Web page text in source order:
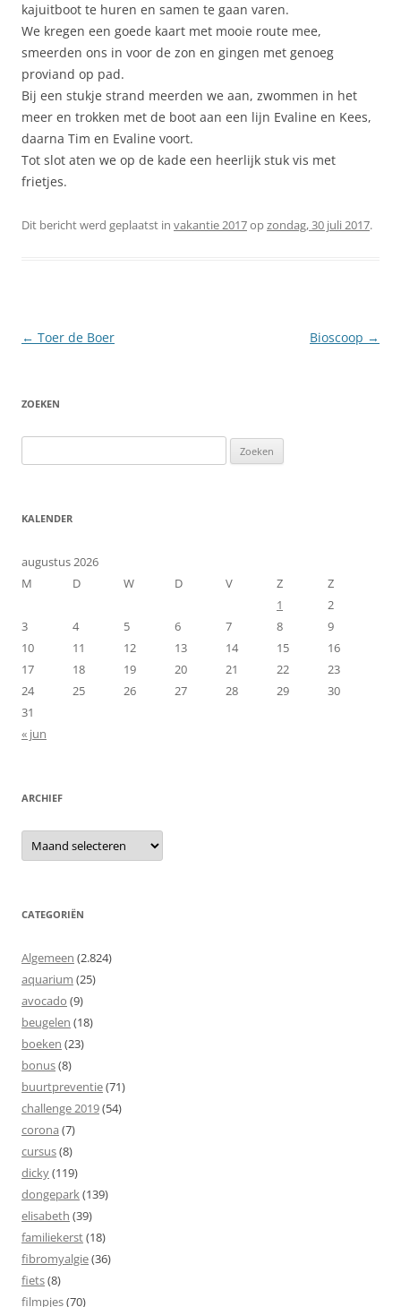
kajuitboot te huren en samen te gaan varen.
We kregen een goede kaart met mooie route mee,
smeerden ons in voor de zon en gingen met genoeg
proviand op pad.
Bij een stukje strand meerden we aan, zwommen in het
meer en trokken met de boot aan een lijn Evaline en Kees,
daarna Tim en Evaline voort.
Tot slot aten we op de kade een heerlijk stuk vis met
frietjes.
Dit bericht werd geplaatst in vakantie 2017opzondag, 30 juli 2017.
Berichtnavigatie
← Toer de Boer Bioscoop →
ZOEKEN
naar:
KALENDER
augustus 2026
M
D W D V Z
Z
1
2
3
4 5 6 7 8
9
10
11 12 13 14 15
16
17
18 19 20 21 22
23
24
25 26 27 28 29
30
31
« jun
ARCHIEF
Archief
CATEGORIËN
Algemeen (2.824)
aquarium (25)
avocado (9)
beugelen (18)
boeken (23)
bonus(8)
buurtpreventie(71)
challenge 2019(54)
corona (7)
cursus(8)
dicky(119)
dongepark(139)
elisabeth (39)
familiekerst(18)
fibromyalgie(36)
fiets(8)
filmpjes(70)